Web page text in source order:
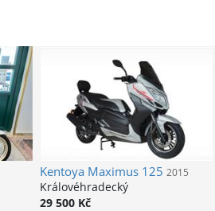
KentoyaMaximus 125 2015
Královéhradecký
29 500 Kč